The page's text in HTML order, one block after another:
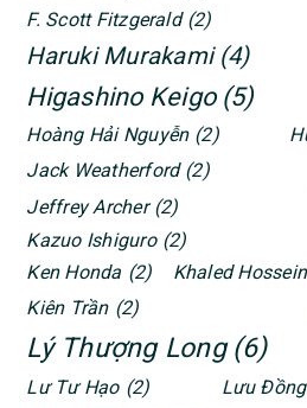
F. Scott Fitzgerald (2)
Haruki Murakami (4)
Higashino Keigo (5)
Hoàng Hải Nguyễn (2)
Jack Weatherford (2)
Jeffrey Archer (2)
Kazuo Ishiguro (2)
Ken Honda (2) Khaled
Kiên Trần (2)
Lý Thượng Long (6)
Lư Tư Hạo (2) Lưu Đồng